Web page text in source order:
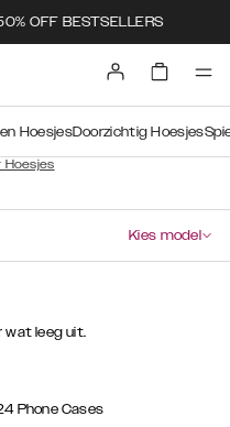
OFF BESTSELLERS
Hoesjes
HoesjesDoorzichtig Hoesjes
Kies model
wat leeg uit.
Phone Cases